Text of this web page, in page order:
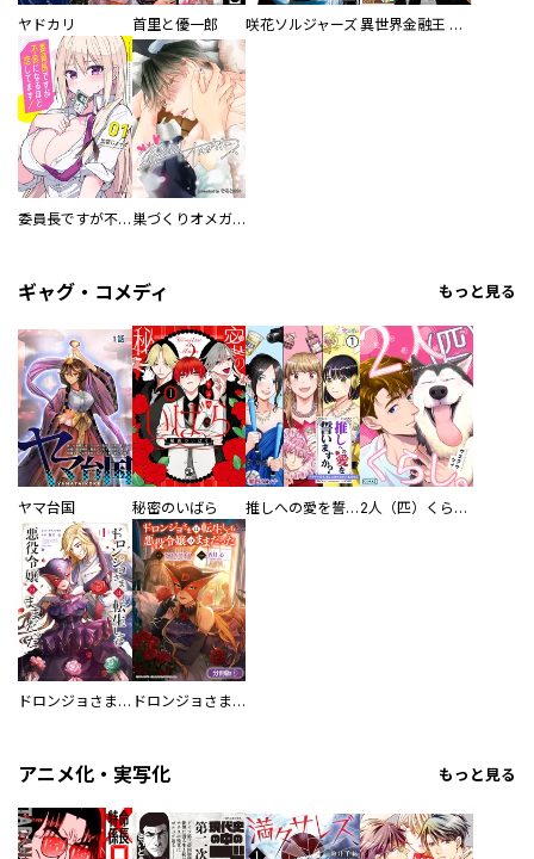
ヤドカリ 首里と優一郎 咲花ソルジャーズ 異世界金融王 ～クローネ・ゴルディオンの覇道～
委員長ですが不良になるほど恋してます！ 巣づくりオメガバース
ギャグ・コメディ もっと見る
ヤマ台国 秘密のいばら 推しへの愛を誓いますか？～アラサー女子、推しは逃げぬが人生逃げる～ 2人（匹）くらし。
ドロンジョさまは転生しても悪役令嬢のままだった ドロンジョさまは転生しても悪役令嬢のままだった【分冊版】
アニメ化・実写化 もっと見る